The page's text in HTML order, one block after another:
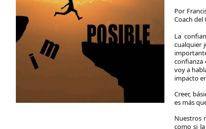
Por
Coach del
La
cualquier
confianza
voy a
impacto
Creer,
es más
Nuestros
como si